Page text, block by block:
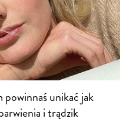
unikać jak
i trądzik